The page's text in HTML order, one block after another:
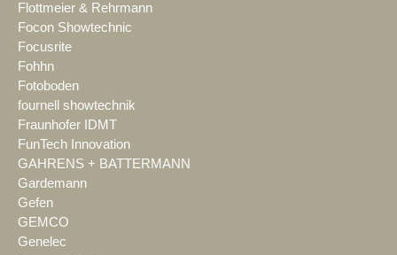
Flottmeier & Rehrmann
Focon Showtechnic
Focusrite
Fohhn
Fotoboden
fournell showtechnik
Fraunhofer IDMT
FunTech Innovation
GAHRENS + BATTERMANN
Gardemann
Gefen
GEMCO
Genelec